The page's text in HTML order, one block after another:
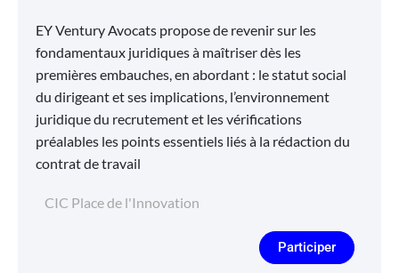
EY Ventury Avocats propose de revenir sur les
fondamentaux juridiques à maîtriser dès les
premières embauches, en abordant : le statut social
du dirigeant et ses implications, l’environnement
juridique du recrutement et les vérifications
préalables les points essentiels liés à la rédaction du
contrat de travail
CIC Place de l'Innovation
Participer